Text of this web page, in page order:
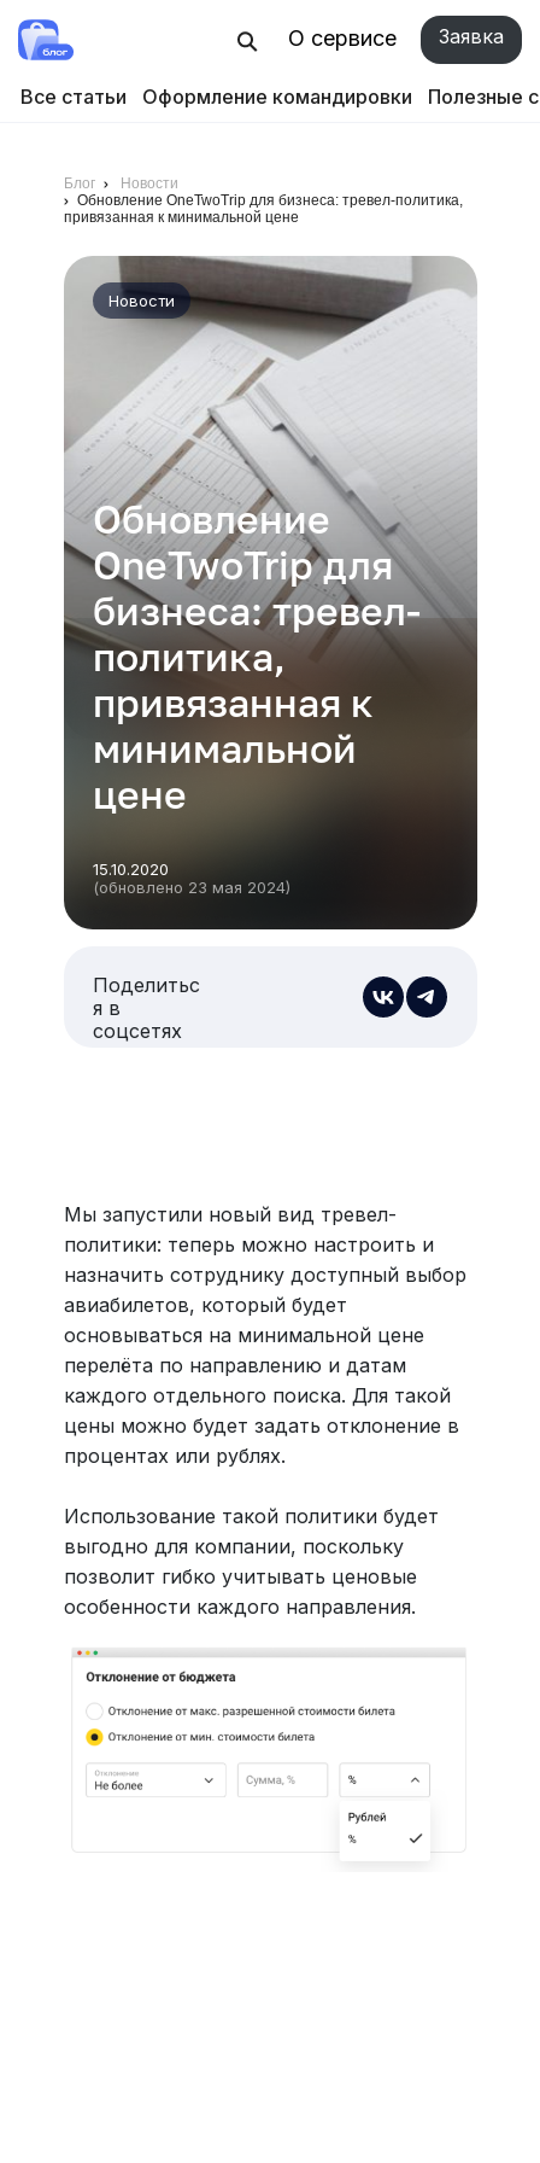
О сервисе Заявка
Все статьи Оформление командировки Полезные
Блог
Новости
Обновление OneTwoTrip для бизнеса: тревел-политика,
привязанная к минимальной цене
Новости
Обновление
OneTwoTrip для
бизнеса: тревел-
политика,
привязанная к
минимальной
цене
15.10.2020
(обновлено 23 мая 2024)
Поделитьс
я в
соцсетях
Мы запустили новый вид тревел-
политики: теперь можно настроить и
назначить сотруднику доступный выбор
авиабилетов, который будет
основываться на минимальной цене
перелёта по направлению и датам
каждого отдельного поиска. Для такой
цены можно будет задать отклонение в
процентах или рублях.
Использование такой политики будет
выгодно для компании, поскольку
позволит гибко учитывать ценовые
особенности каждого направления.